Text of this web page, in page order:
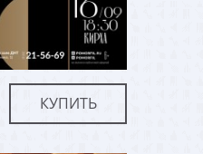
КУПИТЬ